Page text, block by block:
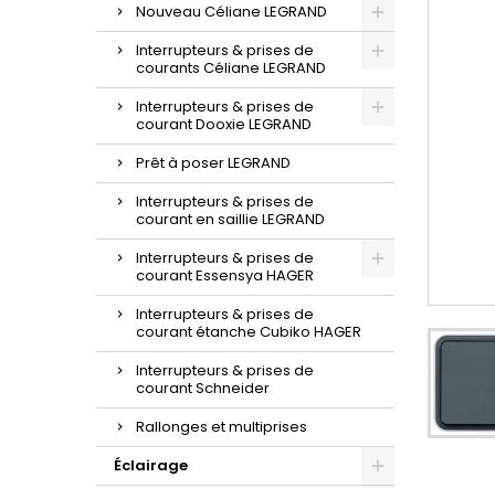
Nouveau Céliane LEGRAND
Interrupteurs & prises de
courants Céliane LEGRAND
Interrupteurs & prises de
courant Dooxie LEGRAND
Prêt à poser LEGRAND
Interrupteurs & prises de
courant en saillie LEGRAND
Interrupteurs & prises de
courant Essensya HAGER
Interrupteurs & prises de
courant étanche Cubiko HAGER
Interrupteurs & prises de
courant Schneider
Rallonges et multiprises
Éclairage